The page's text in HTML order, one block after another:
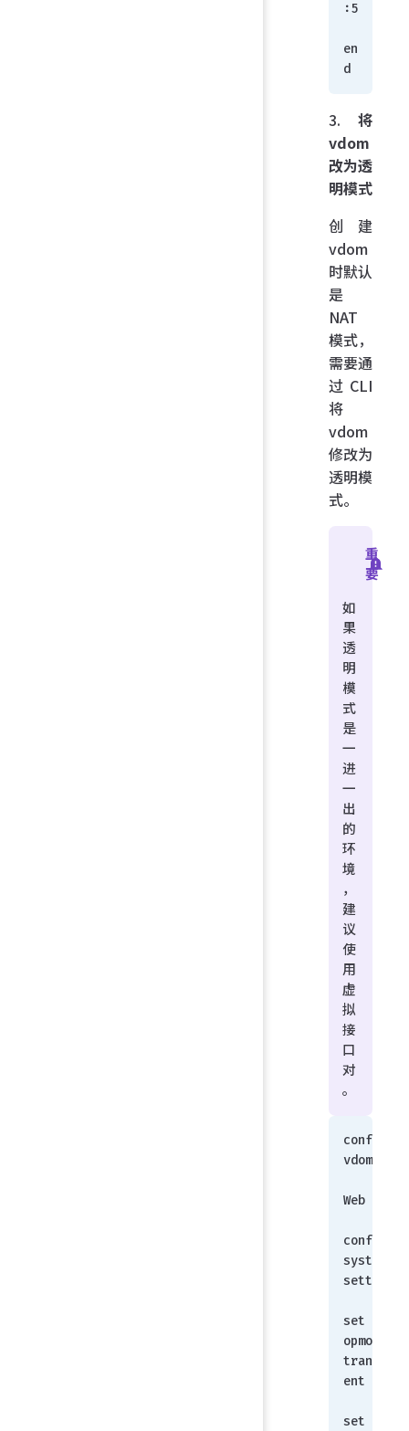
:5
en
d
3. 将
vdom
改为透
明模式
创建
vdom
时默认
是
NAT
模式，
需要通
过 CLI
将
vdom
修改为
透明模
式。
重
要
如
果
透
明
模
式
是
一
进
一
出
的
环
境
，
建
议
使
用
虚
拟
接
口
对
。
config
vdom
Web
config
system
settings
set
opmode
transpar
ent
set